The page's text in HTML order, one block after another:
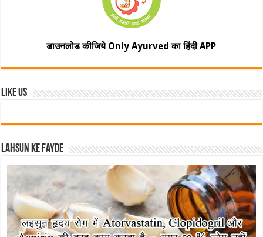
डाउनलोड कीजिये Only Ayurved का हिंदी APP
Like Us
Lahsun ke fayde